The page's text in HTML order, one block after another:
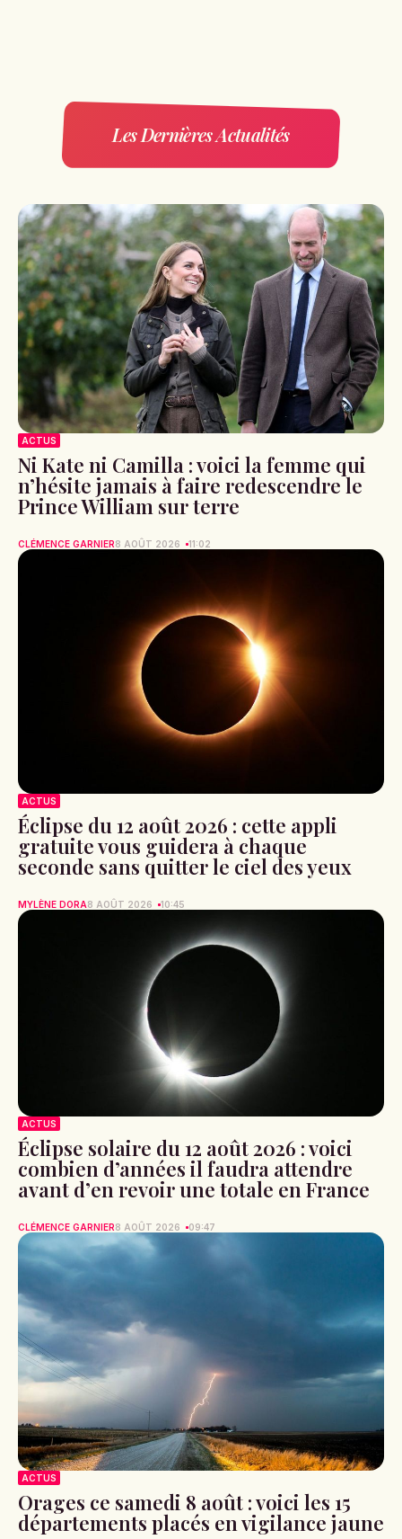
Les Dernières Actualités
ACTUS
Ni Kate ni Camilla : voici la femme qui
n’hésite jamais à faire redescendre le
Prince William sur terre
CLÉMENCE GARNIER8 AOÛT 2026 11:02
ACTUS
Éclipse du 12 août 2026 : cette appli
gratuite vous guidera à chaque
seconde sans quitter le ciel des yeux
MYLÈNE DORA8 AOÛT 2026 10:45
ACTUS
Éclipse solaire du 12 août 2026 : voici
combien d’années il faudra attendre
avant d’en revoir une totale en France
CLÉMENCE GARNIER8 AOÛT 2026 09:47
ACTUS
Orages ce samedi 8 août : voici les 15
départements placés en vigilance jaune